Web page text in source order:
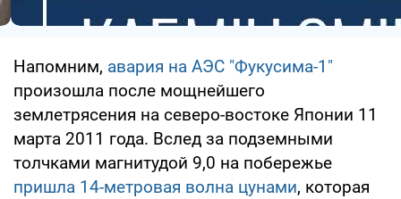
Напомним, авария на АЭС "Фукусима-1"
произошла после мощнейшего
землетрясения на северо-востоке Японии 11
марта 2011 года. Вслед за подземными
толчками магнитудой 9,0 на побережье
пришла 14-метровая волна цунами, которая